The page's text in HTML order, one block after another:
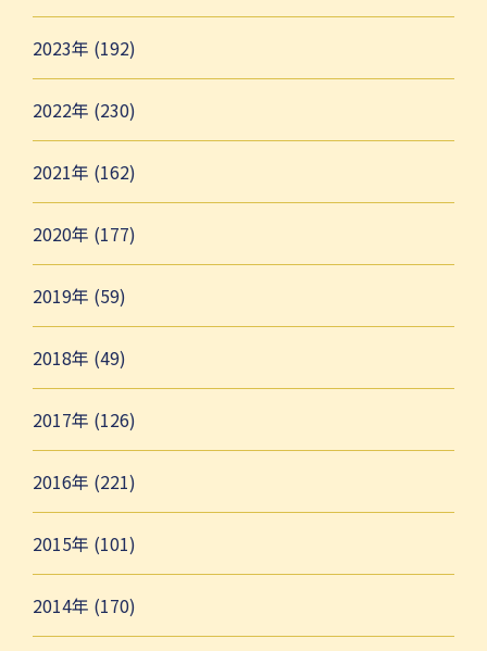
2023年 (192)
2022年 (230)
2021年 (162)
2020年 (177)
2019年 (59)
2018年 (49)
2017年 (126)
2016年 (221)
2015年 (101)
2014年 (170)